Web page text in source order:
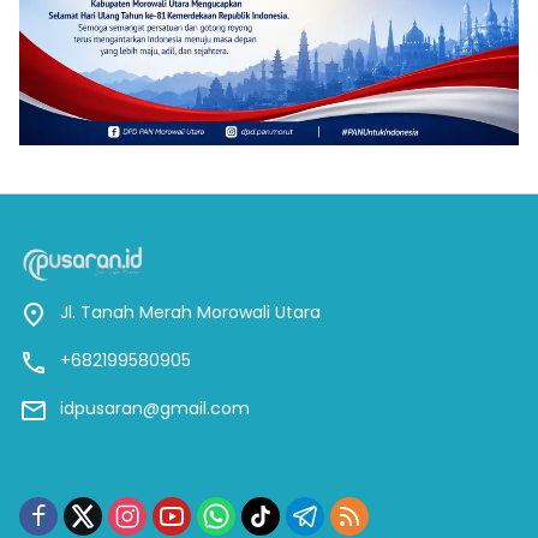
Jl. Tanah Merah Morowali Utara
+682199580905
idpusaran@gmail.com